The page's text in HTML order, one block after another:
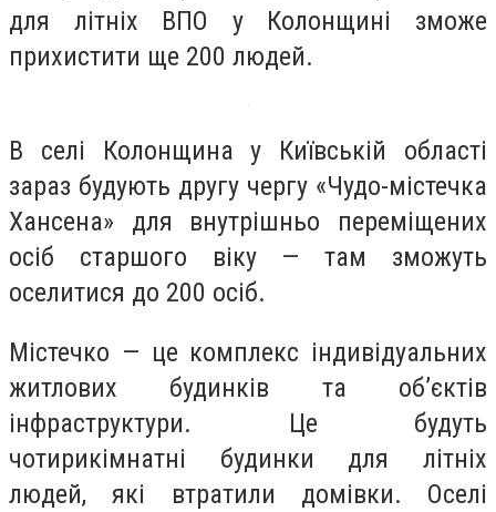
для літніх ВПО у Колонщині зможе
прихистити ще 200 людей.
В селі Колонщина у Київській області
зараз будують другу чергу «Чудо-містечка
Хансена» для внутрішньо переміщених
осіб старшого віку — там зможуть
оселитися до 200 осіб.
Містечко — це комплекс індивідуальних
житлових будинків та об’єктів
інфраструктури. Це будуть
чотирикімнатні будинки для літніх
людей, які втратили домівки. Оселі